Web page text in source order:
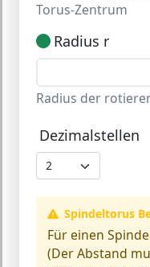
Torus-Zentrum
Radius r
Radius der
Dezimalstellen
Spindeltorus
Für einen
(Der Abstand